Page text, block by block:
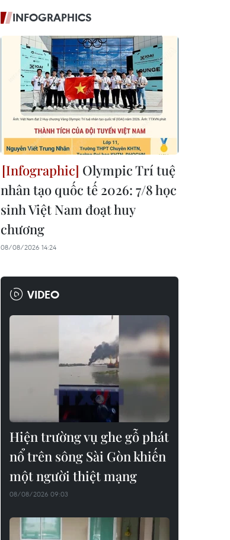
INFOGRAPHICS
Olympic Trí tuệ
nhân tạo quốc tế 2026: 7/8 học
sinh Việt Nam đoạt huy
chương
08/08/2026 14:24
VIDEO
Hiện trường vụ ghe gỗ phát
nổ trên sông Sài Gòn khiến
một người thiệt mạng
08/08/2026 09:03